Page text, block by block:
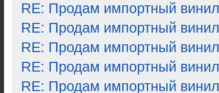
RE: Продам импортный винил
RE: Продам импортный винил
RE: Продам импортный винил
RE: Продам импортный винил
RE: Продам импортный винил